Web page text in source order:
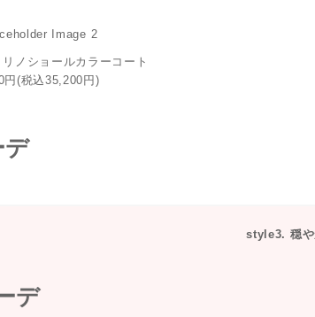
ノショールカラーコート
円(税込35,200円)
style3. 穏